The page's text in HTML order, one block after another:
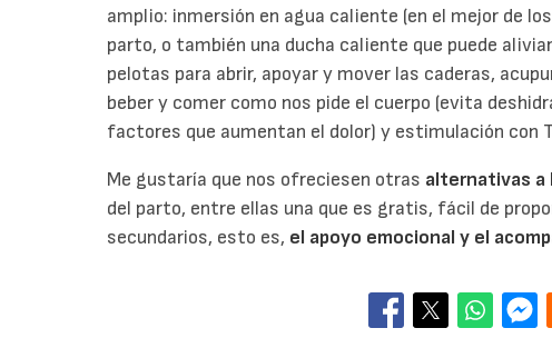
amplio: inmersión en agua caliente (en el mejor de
parto, o también una ducha caliente que puede
pelotas para abrir, apoyar y mover las caderas,
beber y comer como nos pide el cuerpo (evita
factores que aumentan el dolor) y estimulación con
Me gustaría que nos ofreciesen otras alternativas a
del parto, entre ellas una que es gratis, fácil de
secundarios, esto es, el apoyo emocional y el